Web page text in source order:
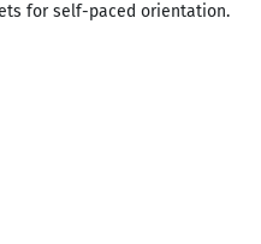
for self-paced orientation.